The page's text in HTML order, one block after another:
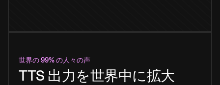
世界の 99% の人々の声
TTS 出力を世界中に拡大